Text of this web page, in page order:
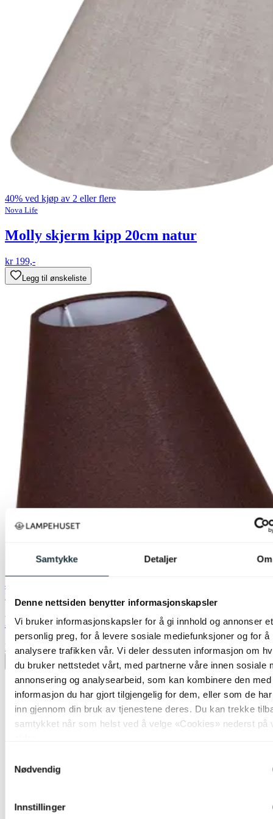
Samtykke Detaljer Om
Denne nettsiden benytter informasjonskapsler
Vi bruker informasjonskapsler for å gi innhold og annonser et
personlig preg, for å levere sosiale mediefunksjoner og for å
analysere trafikken vår. Vi deler dessuten informasjon om
du bruker nettstedet vårt, med partnerne våre innen sosiale
annonsering og analysearbeid, som kan kombinere den med
informasjon du har gjort tilgjengelig for dem, eller som de
inn gjennom din bruk av tjenestene deres. Du kan trekke
samtykket når som helst ved å velge «Cookies» nederst på
Nødvendig
Innstillinger
40% ved kjøp av 2 eller flere
Nova Life
Molly skjerm kipp 20cm natur
kr 199,-
Legg til ønskeliste
40% ved kjøp av 2 eller flere
Nova Life
Molly skjerm kipp 20cm brun
kr 199,-
Legg til ønskeliste